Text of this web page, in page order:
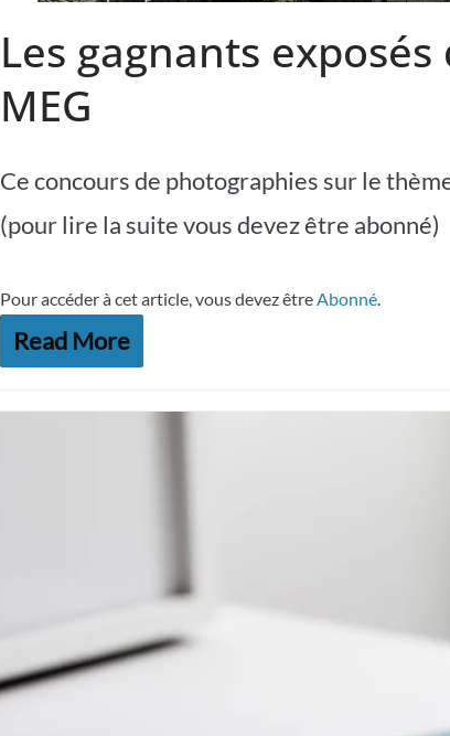
Les gagnants
MEG
Ce concours de photographies sur le
(pour lire la suite vous devez être abonné)
Pour accéder à cet article, vous devez êtreAbonné.
Read More